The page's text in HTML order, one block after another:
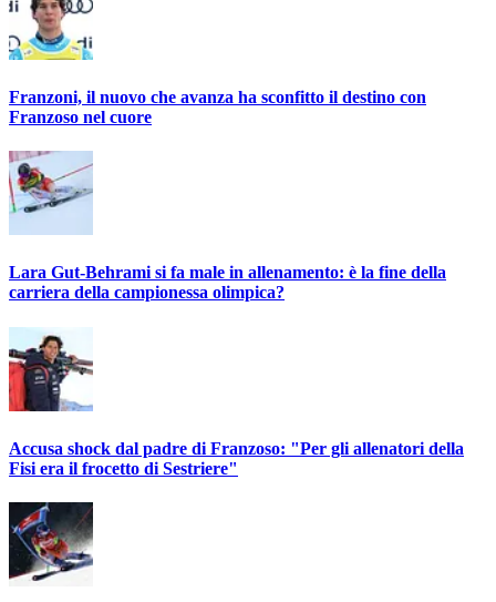
Franzoni, il nuovo che avanza ha sconfitto il destino con
Franzoso nel cuore
Lara Gut-Behrami si fa male in allenamento: è la fine della
carriera della campionessa olimpica?
Accusa shock dal padre di Franzoso: "Per gli allenatori della
Fisi era il frocetto di Sestriere"